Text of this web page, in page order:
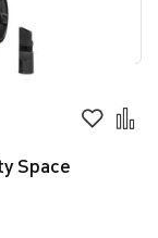
Space